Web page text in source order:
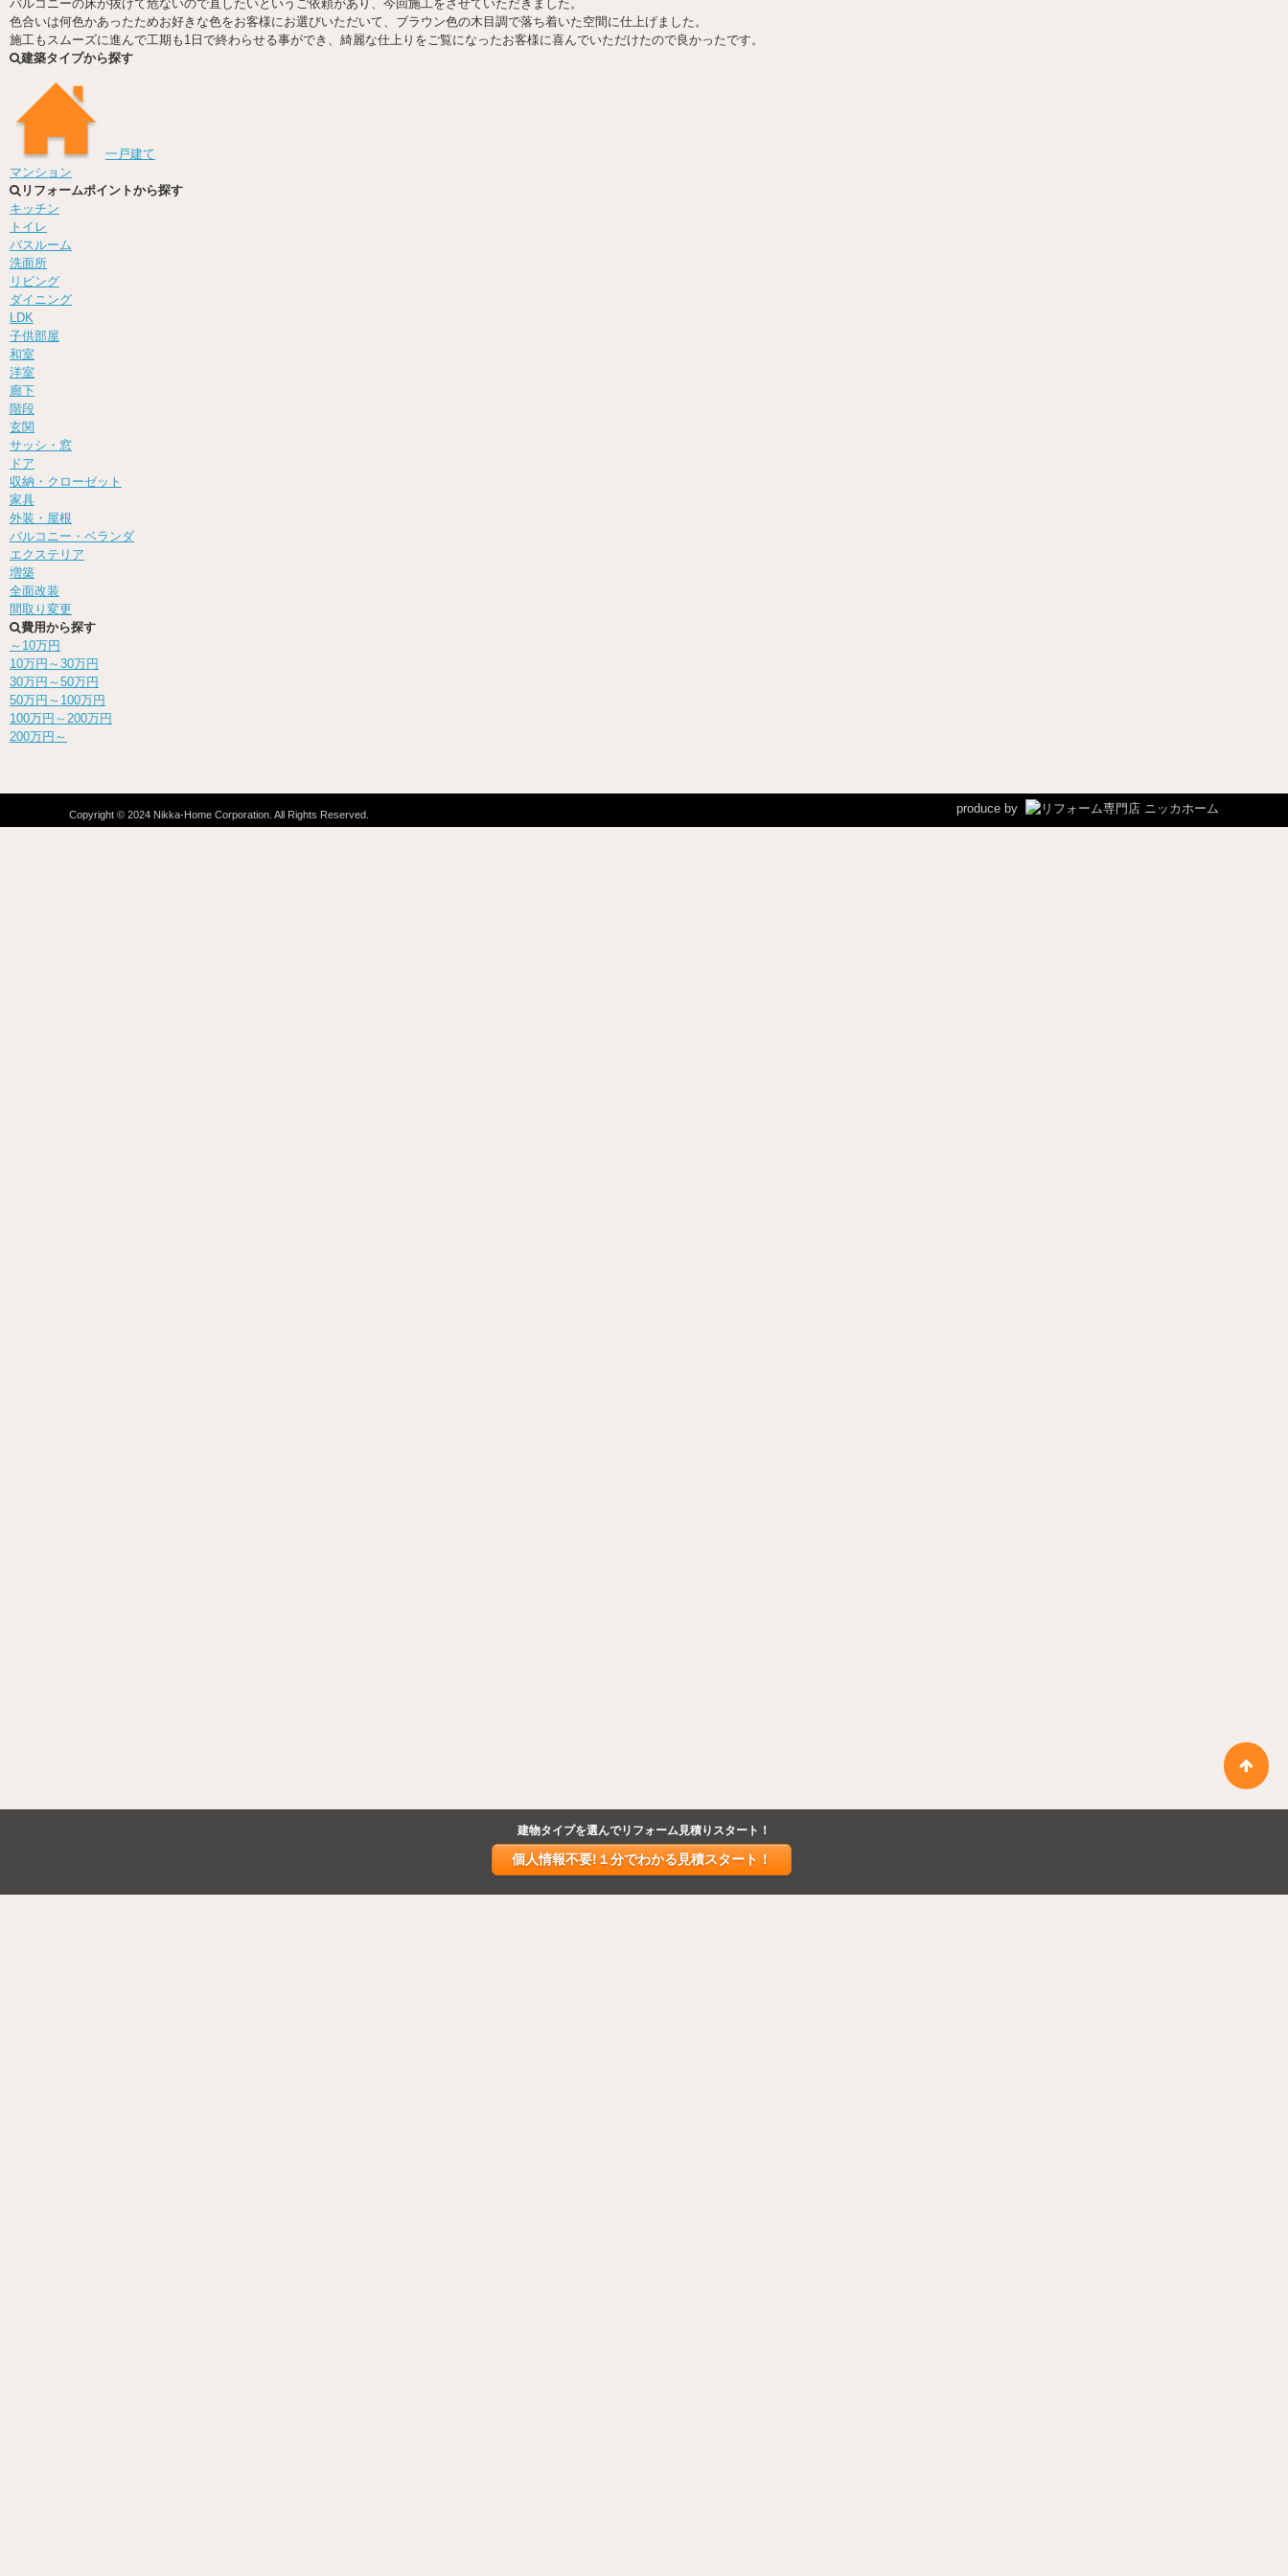
バルコニーの床が抜けて危ないので直したいというご依頼があり、今回施工をさせていただきました。
色合いは何色かあったためお好きな色をお客様にお選びいただいて、ブラウン色の木目調で落ち着いた空間に仕上げました。
施工もスムーズに進んで工期も1日で終わらせる事ができ、綺麗な仕上りをご覧になったお客様に喜んでいただけたので良かったです。
建築タイプから探す
一戸建て
マンション
リフォームポイントから探す
キッチン
トイレ
バスルーム
洗面所
リビング
ダイニング
LDK
子供部屋
和室
洋室
廊下
階段
玄関
サッシ・窓
ドア
収納・クローゼット
家具
外装・屋根
バルコニー・ベランダ
エクステリア
増築
全面改装
間取り変更
費用から探す
～10万円
10万円～30万円
30万円～50万円
50万円～100万円
100万円～200万円
200万円～
Copyright © 2024 Nikka-Home Corporation. All Rights Reserved. produce by
建物タイプを選んでリフォーム見積りスタート！
個人情報不要!１分でわかる見積スタート！